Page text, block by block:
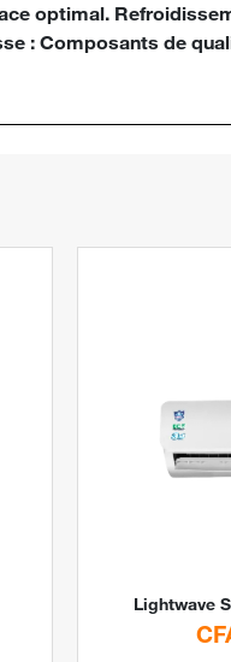
optimal.
: Composants de
Lightwave